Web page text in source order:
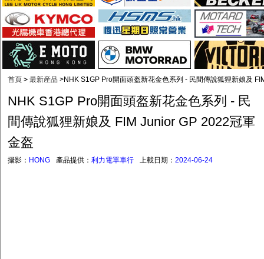
首頁 > 最新産品 >NHK S1GP Pro開面頭盔新花金色系列 - 民間傳說狐狸新娘及
NHK S1GP Pro開面頭盔新花金色系列 - 民
間傳說狐狸新娘及 FIM Junior GP 2022冠軍
金盔
攝影： HONG 產品提供： 利力電單車行 上載日期： 2024-06-24